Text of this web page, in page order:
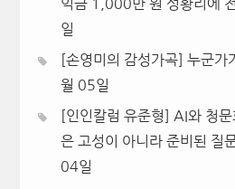
익금 1,000만 원 성황리에
일
[손영미의 감성가곡] 누군가
월 05일
[인인칼럼 유준형] AI와 청
은 고성이 아니라 준비된 질
04일